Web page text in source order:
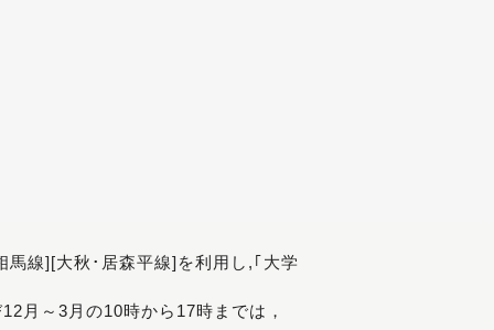
線][大秋･居森平線]を利用し,｢大学
月～3月の10時から17時までは，